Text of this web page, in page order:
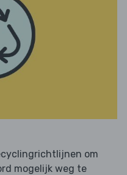
om
mogelijk weg te